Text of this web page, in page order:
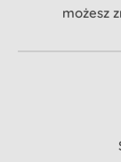
możesz